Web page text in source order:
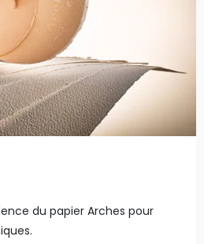
du papier Arches pour